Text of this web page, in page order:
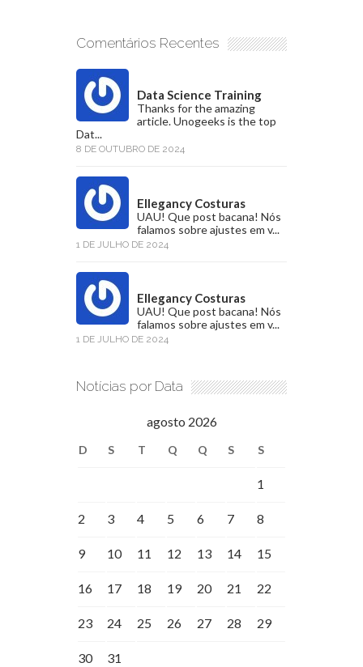
Comentários Recentes
Data Science Training
Thanks for the amazing
article. Unogeeks is the top
Dat...
8 DE OUTUBRO DE 2024
Ellegancy Costuras
UAU! Que post bacana! Nós
falamos sobre ajustes em v...
1 DE JULHO DE 2024
Ellegancy Costuras
UAU! Que post bacana! Nós
falamos sobre ajustes em v...
1 DE JULHO DE 2024
Notícias por Data
agosto 2026
D S T Q Q S S
1
2 3 4 5 6 7 8
9 10 11 12 13 14 15
16 17 18 19 20 21 22
23 24 25 26 27 28 29
30 31